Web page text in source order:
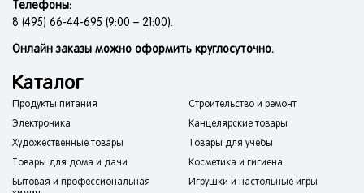
Телефоны:
8 (495) 66-44-695 (9:00 – 21:00).
Онлайн заказы можно оформить круглосуточно.
Каталог
Продукты питания
Строительство и ремонт
Электроника
Канцелярские товары
Художественные товары
Товары для учёбы
Товары для дома и дачи
Косметика и гигиена
Бытовая и профессиональная
Игрушки и настольные игры